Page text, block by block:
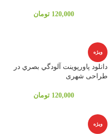
120,000 تومان
ویژه
دانلود پاورپوینت آلودگي بصري در
طراحی شهری
120,000 تومان
ویژه